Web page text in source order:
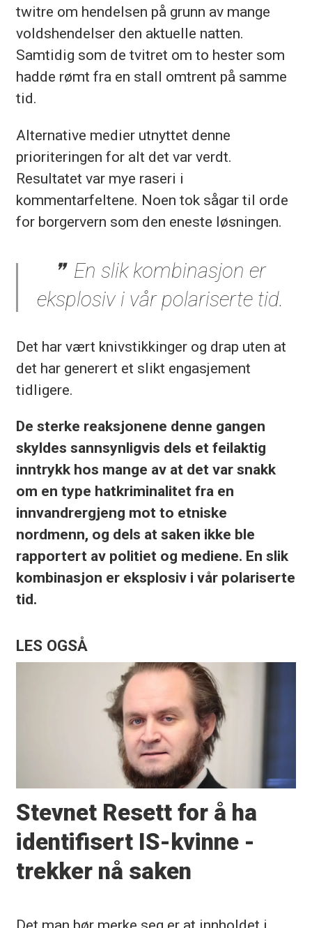
twitre om hendelsen på grunn av mange
voldshendelser den aktuelle natten.
Samtidig som de tvitret om to hester som
hadde rømt fra en stall omtrent på samme
tid.
Alternative medier utnyttet denne
prioriteringen for alt det var verdt.
Resultatet var mye raseri i
kommentarfeltene. Noen tok sågar til orde
for borgervern som den eneste løsningen.
En slik kombinasjon er
eksplosiv i vår polariserte tid.
Det har vært knivstikkinger og drap uten at
det har generert et slikt engasjement
tidligere.
De sterke reaksjonene denne gangen
skyldes sannsynligvis dels et feilaktig
inntrykk hos mange av at det var snakk
om en type hatkriminalitet fra en
innvandrergjeng mot to etniske
nordmenn, og dels at saken ikke ble
rapportert av politiet og mediene. En slik
kombinasjon er eksplosiv i vår polariserte
tid.
LES OGSÅ
Stevnet Resett for å ha
identifisert IS-kvinne -
trekker nå saken